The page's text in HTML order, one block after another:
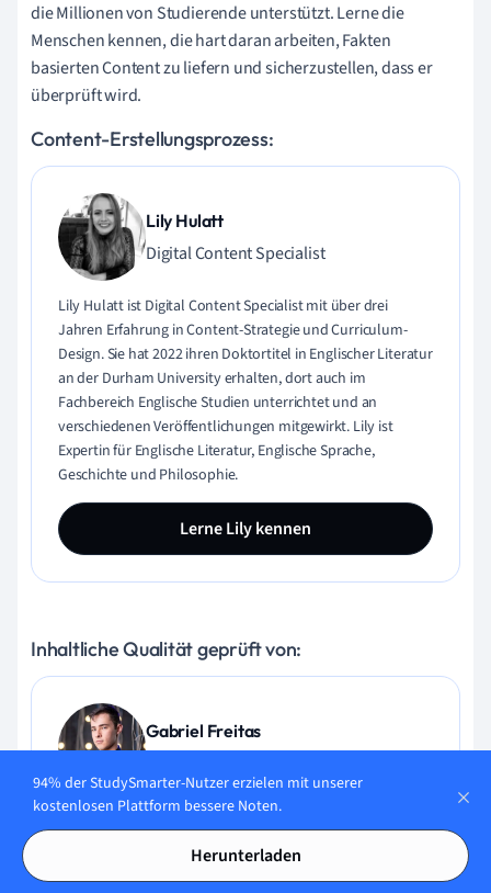
die Millionen von Studierende unterstützt. Lerne die
Menschen kennen, die hart daran arbeiten, Fakten
basierten Content zu liefern und sicherzustellen, dass er
überprüft wird.
Content-Erstellungsprozess:
Lily Hulatt
Digital Content Specialist
Lily Hulatt ist Digital Content Specialist mit über drei
Jahren Erfahrung in Content-Strategie und Curriculum-
Design. Sie hat 2022 ihren Doktortitel in Englischer Literatur
an der Durham University erhalten, dort auch im
Fachbereich Englische Studien unterrichtet und an
verschiedenen Veröffentlichungen mitgewirkt. Lily ist
Expertin für Englische Literatur, Englische Sprache,
Geschichte und Philosophie.
Lerne Lily kennen
Inhaltliche Qualität geprüft von:
Gabriel Freitas
Gabriel Freitas ist AI Engineer mit solider Erfahrung in
generativer KI, einschließlich Anwendungen großer
Sprachmodelle (LLMs). Er hat Elektrotechnik an der
94% der StudySmarter-Nutzer erzielen mit unserer
kostenlosen Plattform bessere Noten.
Herunterladen